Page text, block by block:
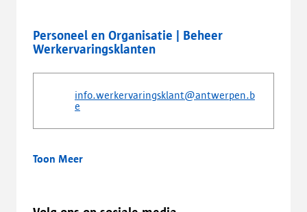
Personeel en Organisatie | Beheer
Werkervaringsklanten
info.werkervaringsklant@antwerpen.b
e
Toon Meer